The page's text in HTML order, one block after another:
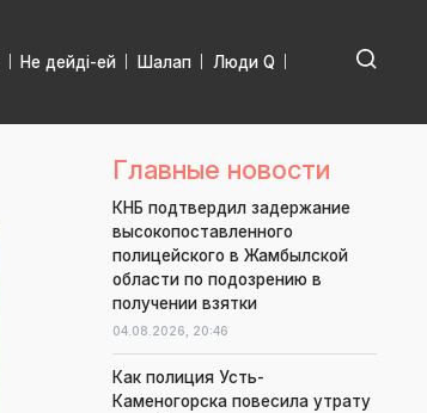
Не дейді-ей Шалап Люди Q
Главные новости
КНБ подтвердил задержание
высокопоставленного
полицейского в Жамбылской
области по подозрению в
получении взятки
04.08.2026, 20:46
Как полиция Усть-
Каменогорска повесила утрату